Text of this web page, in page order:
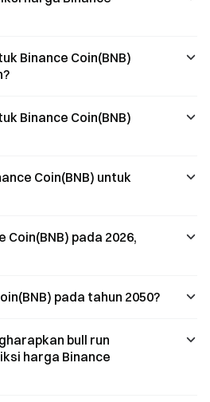
menarik
baru
cha
narasi
Binance Coin(BNB)
Binance Coin(BNB)
Coin(BNB) untuk
pada 2026,
pada tahun 2050?
bull run
harga Binance